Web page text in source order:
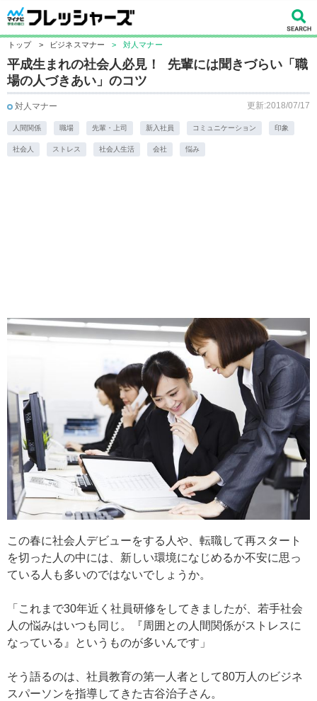
トップ > ビジネスマナー > 対人マナー
平成生まれの社会人必見！ 先輩には聞きづらい「職
場の人づきあい」のコツ
対人マナー 更新:2018/07/17
人間関係 職場 先輩・上司 新入社員 コミュニケーション 印象
社会人 ストレス 社会人生活 会社 悩み
この春に社会人デビューをする人や、転職して再スタート
を切った人の中には、新しい環境になじめるか不安に思っ
ている人も多いのではないでしょうか。
「これまで30年近く社員研修をしてきましたが、若手社会
人の悩みはいつも同じ。『周囲との人間関係がストレスに
なっている』というものが多いんです」
そう語るのは、社員教育の第一人者として80万人のビジネ
スパーソンを指導してきた古谷治子さん。